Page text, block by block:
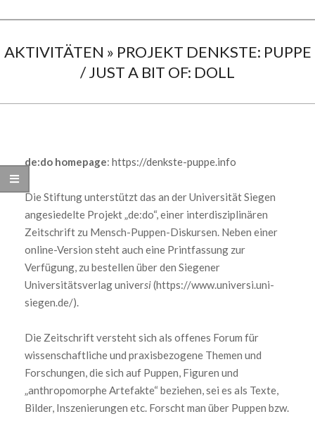
Navigation
AKTIVITÄTEN » PROJEKT DENKSTE: PUPPE
/ JUST A BIT OF: DOLL
de:do homepage: https://denkste-puppe.info
Die Stiftung unterstützt das an der Universität Siegen
angesiedelte Projekt „de:do“, einer interdisziplinären
Zeitschrift zu Mensch-Puppen-Diskursen. Neben einer
online-Version steht auch eine Printfassung zur
Verfügung, zu bestellen über den Siegener
Universitätsverlag universi(https://www.universi.uni-
siegen.de/).
Die Zeitschrift versteht sich als offenes Forum für
wissenschaftliche und praxisbezogene Themen und
Forschungen, die sich auf Puppen, Figuren und
„anthropomorphe Artefakte“ beziehen, sei es als Texte,
Bilder, Inszenierungen etc. Forscht man über Puppen bzw.